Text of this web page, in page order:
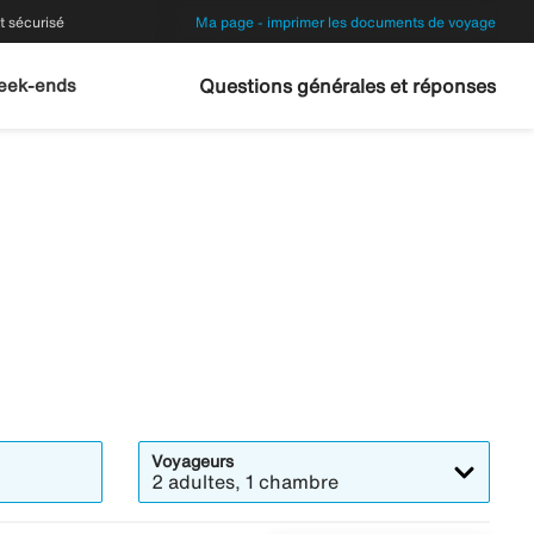
sécurisé Ma page - imprimer les documents de voyage
ends Questions générales et réponses
Voyageurs
2 adultes, 1 chambre